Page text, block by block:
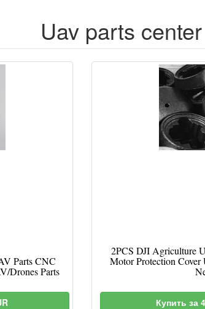
Uav parts
Parts CNC
Drones Parts
2PCS DJI Agriculture
Motor Protection Cover
Купить за